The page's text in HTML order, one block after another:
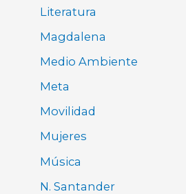
Literatura
Magdalena
Medio Ambiente
Meta
Movilidad
Mujeres
Música
N. Santander